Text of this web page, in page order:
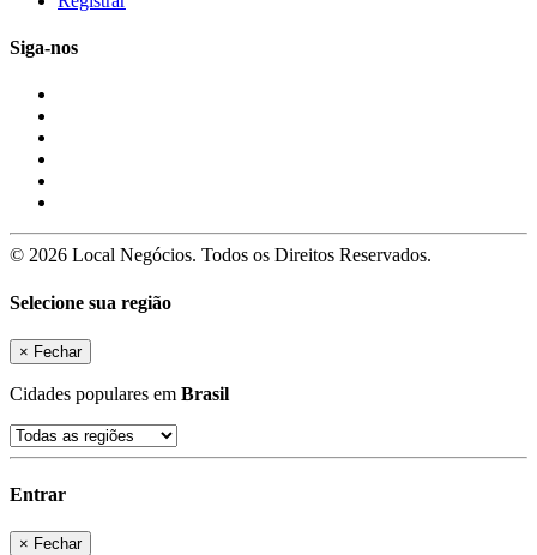
Siga-nos
© 2026 Local Negócios. Todos os Direitos Reservados.
Selecione sua região
× Fechar
Cidades populares em Brasil
Entrar
× Fechar